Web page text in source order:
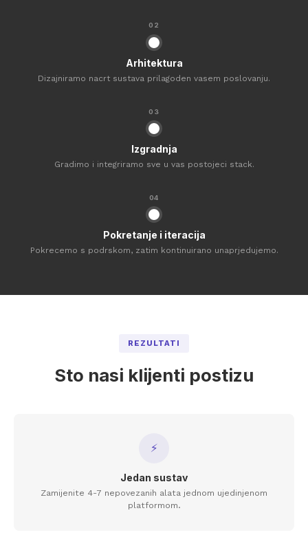
02
Arhitektura
Dizajniramo nacrt sustava prilagoden vasem poslovanju.
03
Izgradnja
Gradimo i integriramo sve u vas postojeci stack.
04
Pokretanje i iteracija
Pokrecemo s podrskom, zatim kontinuirano unaprjedujemo.
REZULTATI
Sto nasi klijenti postizu
⚡
Jedan sustav
Zamijenite 4-7 nepovezanih alata jednom ujedinjenom
platformom.